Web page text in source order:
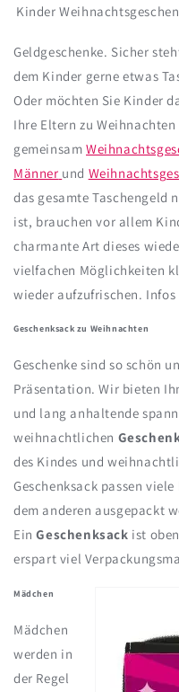
Kinder
Geldgeschenke. Sicher
dem Kinder gerne etwas
Oder möchten Sie Kinder
Ihre Eltern zu
gemeinsam
Männer und
das gesamte
ist, brauchen vor allem
charmante Art dieses
vielfachen Möglichkeiten
wieder aufzufrischen. Infos
Geschenksack zu Weihnachten
Geschenke sind so schön
Präsentation. Wir bieten
und lang anhaltende
weihnachtlichen
des Kindes und
Geschenksack passen
dem anderen ausgepackt
Ein Geschenksack ist
erspart viel
Mädchen
Mädchen
werden in
der Regel